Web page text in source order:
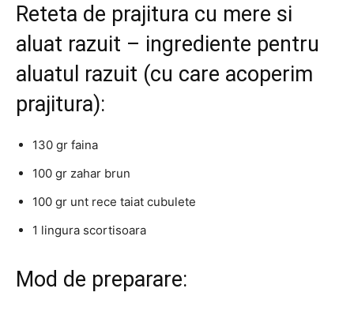
Reteta de prajitura cu mere si
aluat razuit – ingrediente pentru
aluatul razuit (cu care acoperim
prajitura):
130 gr faina
100 gr zahar brun
100 gr unt rece taiat cubulete
1 lingura scortisoara
Mod de preparare: